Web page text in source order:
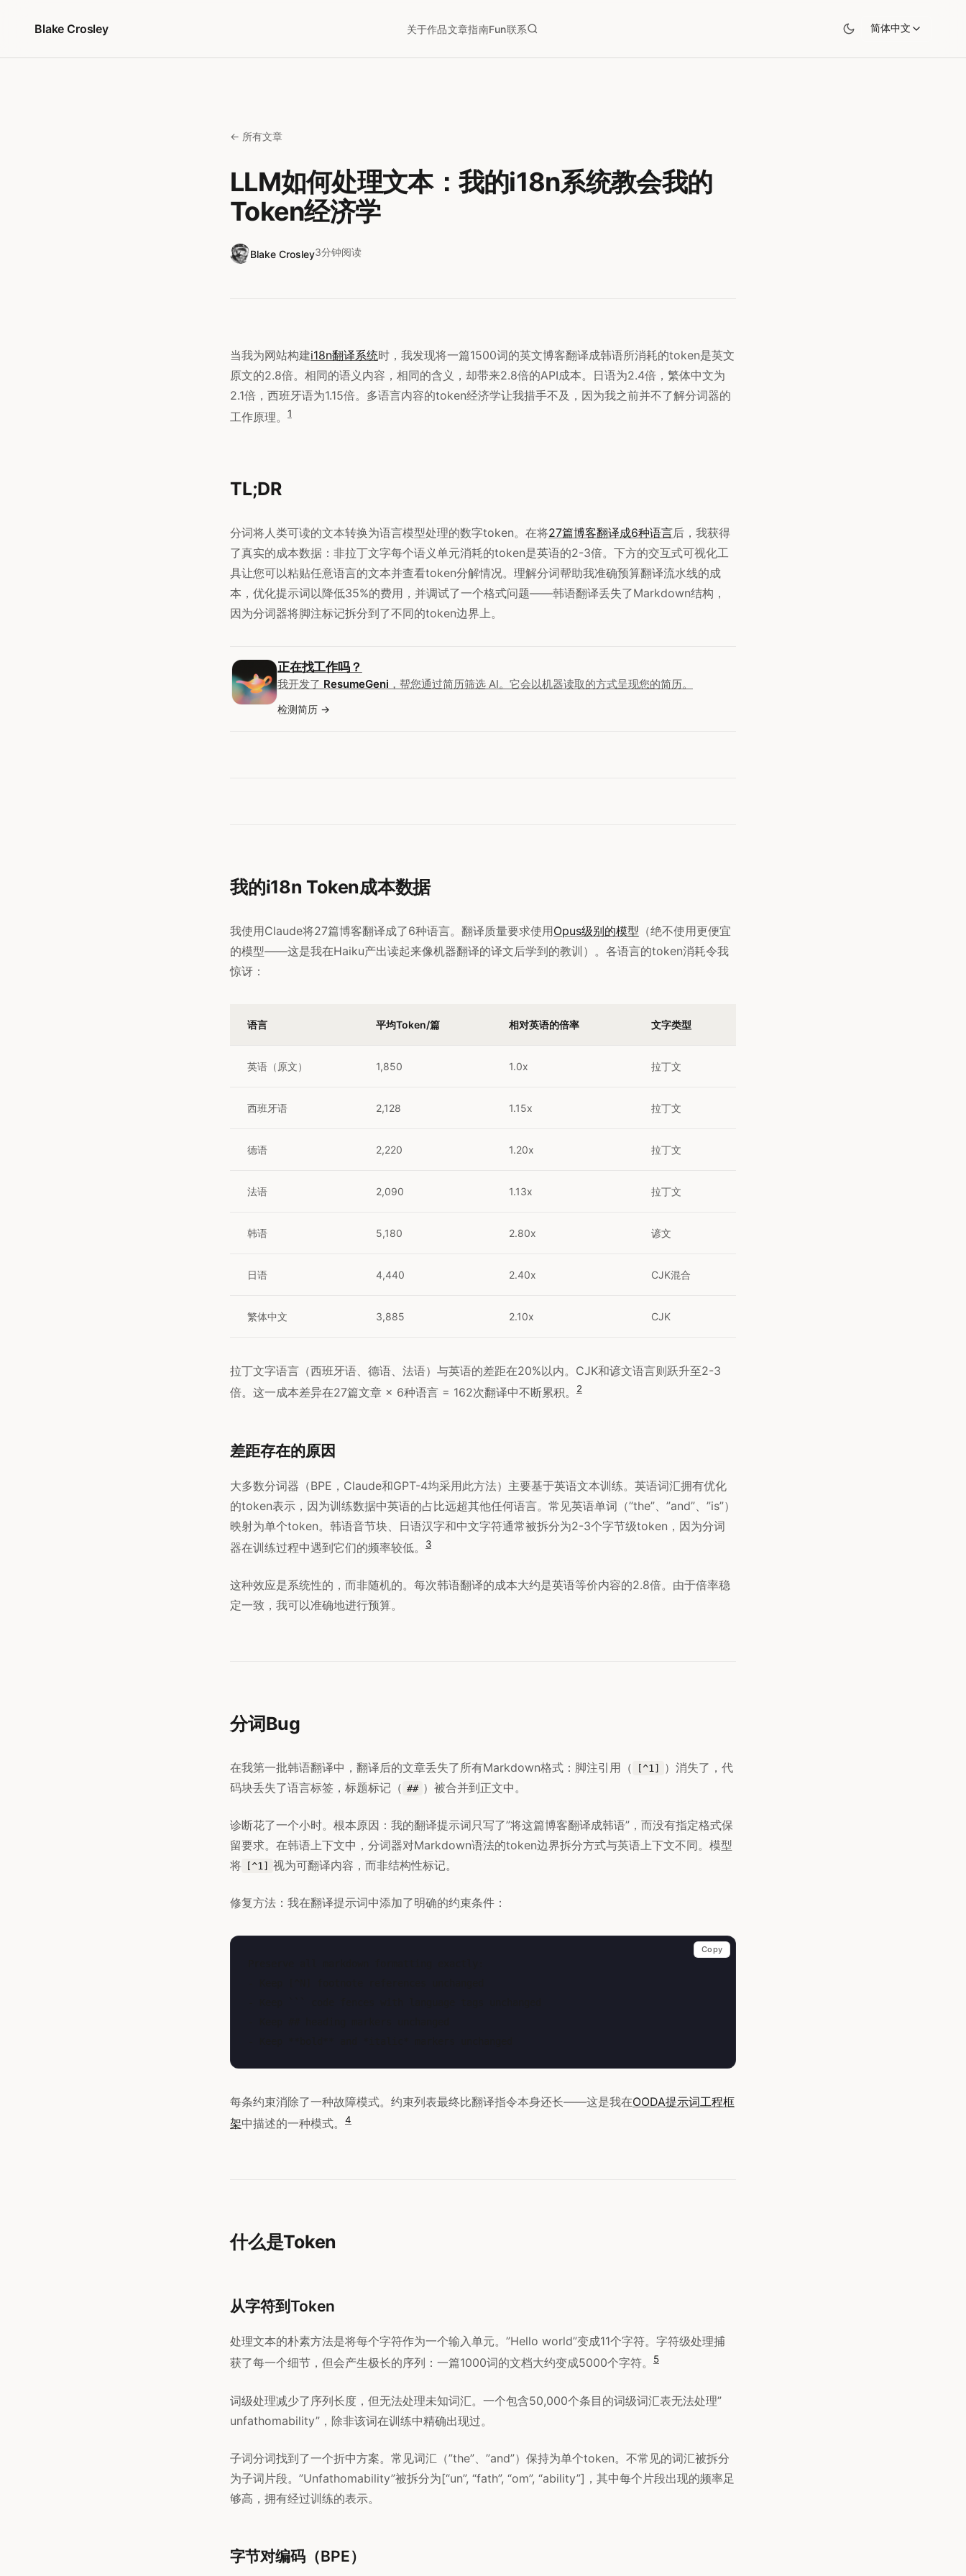
Blake Crosley
关于作品文章指南Fun联系 简体中文
← 所有文章
LLM如何处理文本：我的i18n系统教会我的
Token经济学
Blake Crosley3分钟阅读
当我为网站构建i18n翻译系统时，我发现将一篇1500词的英文博客翻译成韩语所消耗的token是英文
原文的2.8倍。相同的语义内容，相同的含义，却带来2.8倍的API成本。日语为2.4倍，繁体中文为
2.1倍，西班牙语为1.15倍。多语言内容的token经济学让我措手不及，因为我之前并不了解分词器的
工作原理。
1
TL;DR
分词将人类可读的文本转换为语言模型处理的数字token。在将27篇博客翻译成6种语言后，我获得
了真实的成本数据：非拉丁文字每个语义单元消耗的token是英语的2-3倍。下方的交互式可视化工
具让您可以粘贴任意语言的文本并查看token分解情况。理解分词帮助我准确预算翻译流水线的成
本，优化提示词以降低35%的费用，并调试了一个格式问题——韩语翻译丢失了Markdown结构，
因为分词器将脚注标记拆分到了不同的token边界上。
正在找工作吗？
我开发了 ResumeGeni ，帮您通过简历筛选 AI。它会以机器读取的方式呈现您的简历。
检测简历
我的i18n Token成本数据
我使用Claude将27篇博客翻译成了6种语言。翻译质量要求使用Opus级别的模型 （绝不使用更便宜
的模型——这是我在Haiku产出读起来像机器翻译的译文后学到的教训）。各语言的token消耗令我
惊讶：
语言 平均Token/篇 相对英语的倍率 文字类型
英语（原文） 1,850 1.0x 拉丁文
西班牙语 2,128 1.15x 拉丁文
德语 2,220 1.20x 拉丁文
法语 2,090 1.13x 拉丁文
韩语 5,180 2.80x 谚文
日语 4,440 2.40x CJK混合
繁体中文 3,885 2.10x CJK
拉丁文字语言（西班牙语、德语、法语）与英语的差距在20%以内。CJK和谚文语言则跃升至2-3
倍。这一成本差异在27篇文章 × 6种语言 = 162次翻译中不断累积。
2
差距存在的原因
大多数分词器（BPE，Claude和GPT-4均采用此方法）主要基于英语文本训练。英语词汇拥有优化
的token表示，因为训练数据中英语的占比远超其他任何语言。常见英语单词（”the”、”and”、”is”）
映射为单个token。韩语音节块、日语汉字和中文字符通常被拆分为2-3个字节级token，因为分词
器在训练过程中遇到它们的频率较低。
3
这种效应是系统性的，而非随机的。每次韩语翻译的成本大约是英语等价内容的2.8倍。由于倍率稳
定一致，我可以准确地进行预算。
分词Bug
在我第一批韩语翻译中，翻译后的文章丢失了所有Markdown格式：脚注引用（ [^1]
）消失了，代
码块丢失了语言标签，标题标记（ ## ）被合并到正文中。
诊断花了一个小时。根本原因：我的翻译提示词只写了”将这篇博客翻译成韩语”，而没有指定格式保
留要求。在韩语上下文中，分词器对Markdown语法的token边界拆分方式与英语上下文不同。模型
将
[^1] 视为可翻译内容，而非结构性标记。
修复方法：我在翻译提示词中添加了明确的约束条件：
Copy
每条约束消除了一种故障模式。约束列表最终比翻译指令本身还长——这是我在OODA提示词工程框
架中描述的一种模式。 4
什么是Token
从字符到Token
处理文本的朴素方法是将每个字符作为一个输入单元。”Hello world”变成11个字符。字符级处理捕
获了每一个细节，但会产生极长的序列：一篇1000词的文档大约变成5000个字符。
5
词级处理减少了序列长度，但无法处理未知词汇。一个包含50,000个条目的词级词汇表无法处理”
unfathomability”，除非该词在训练中精确出现过。
子词分词找到了一个折中方案。常见词汇（”the”、”and”）保持为单个token。不常见的词汇被拆分
为子词片段。”Unfathomability”被拆分为[“un”, “fath”, “om”, “ability”]，其中每个片段出现的频率足
够高，拥有经过训练的表示。
字节对编码（BPE）